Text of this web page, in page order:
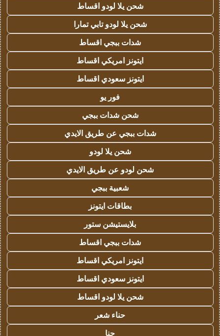
شحن يلا لودو اقساط
شحن يلا لودو تابي تمارا
شدات ببجي اقساط
ايتونز امريكي اقساط
ايتونز سعودي اقساط
فور يو
شحن شدات ببجي
شدات ببجي عن طريق الايدي
شحن يلا لودو
شحن لودو عن طريق الايدي
شعبية ببجي
بطاقات ايتونز
بلايستيشن ستور
شدات ببجي اقساط
ايتونز امريكي اقساط
ايتونز سعودي اقساط
شحن يلا لودو اقساط
حناء شعر
حنا